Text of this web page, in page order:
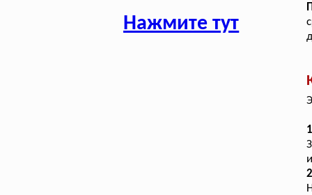
Нажмите тут